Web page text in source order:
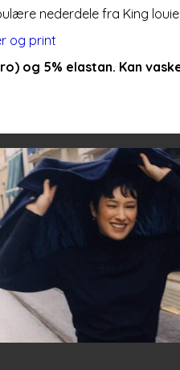
nederdele fra King louie
og print
og 5% elastan. Kan